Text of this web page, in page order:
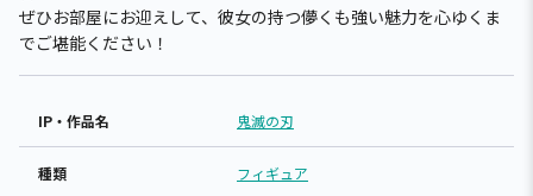
ぜひお部屋にお迎えして、彼女の持つ儚くも強い魅力を心ゆくま
でご堪能ください！
IP・作品名 鬼滅の刃
種類 フィギュア